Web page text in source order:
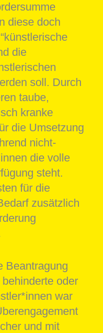
diese doch
die
soll. Durch
taube,
kranke
die Umsetzung
nicht-
die volle
steht.
für die
zusätzlich
Beantragung
oder
war
und mit